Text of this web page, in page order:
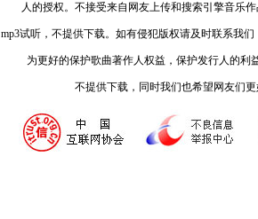
人的授权。不接受来自网友上传和搜索引擎音乐
mp3试听，不提供下载。如有侵犯版权请及时联系我
为更好的保护歌曲著作人权益，保护发行人的
不提供下载，同时我们也希望网友们